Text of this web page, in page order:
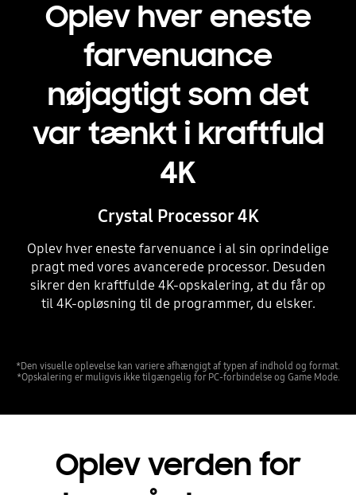
Oplev hver eneste
farvenuance
nøjagtigt som det
var tænkt i kraftfuld
4K
Crystal Processor 4K
Oplev hver eneste farvenuance i al sin oprindelige
pragt med vores avancerede processor. Desuden
sikrer den kraftfulde 4K-opskalering, at du får op
til 4K-opløsning til de programmer, du elsker.
*Den visuelle oplevelse kan variere afhængigt af typen af indhold og format.
*Opskalering er muligvis ikke tilgængelig for PC-forbindelse og Game Mode.
Oplev verden for